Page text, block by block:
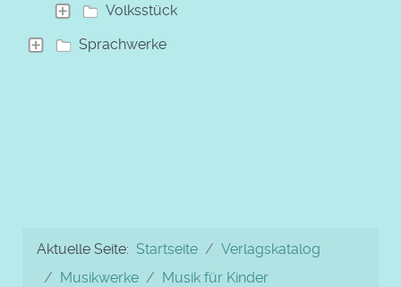
Volksstück
Sprachwerke
Aktuelle Seite: Startseite
Verlagskatalog
Musikwerke
Musik für Kinder